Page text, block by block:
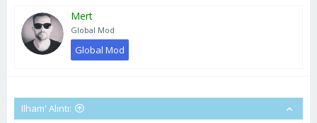
Mert
Global Mod
Global Mod
Ilham' Alıntı: